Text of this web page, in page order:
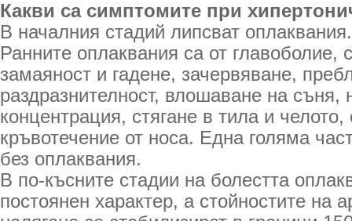
Какви са симптомите при
В началния стадий липсват оплаквания.
Ранните оплаквания са от главоболие,
замаяност и гадене, зачервяване,
раздразнителност, влошаване на съня,
концентрация, стягане в тила и челото,
кръвотечение от носа. Една голяма
без оплаквания.
В по-късните стадии на болестта
постоянен характер, а стойностите на